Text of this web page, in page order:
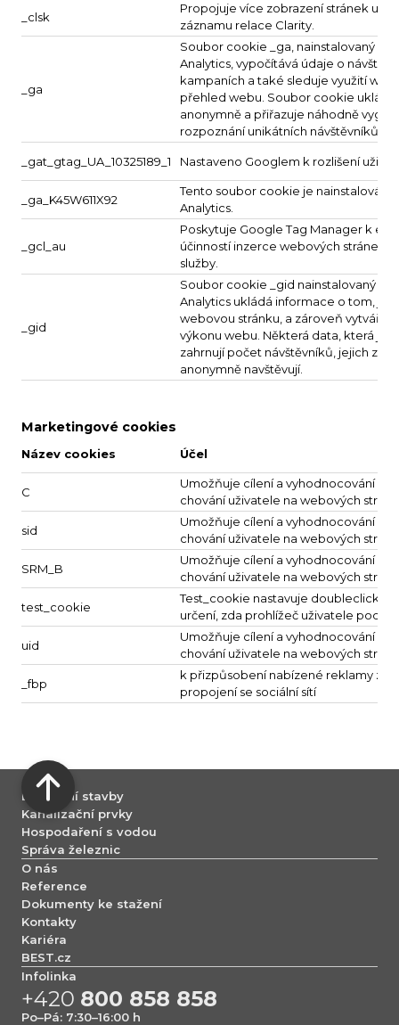
_clsk
Propojuje více zobrazení stránek
záznamu relace Clarity.
_ga
Soubor cookie _ga, nainstalovaný
Analytics, vypočítává údaje o
kampaních a také sleduje využití
přehled webu. Soubor cookie
anonymně a přiřazuje náhodně
rozpoznání unikátních návštěvníků.
_gat_gtag_UA_10325189_1 Nastaveno Googlem k rozlišení
_ga_K45W611X92
Tento soubor cookie je nainstalován
Analytics.
_gcl_au
Poskytuje Google Tag Manager k
účinností inzerce webových stránek
služby.
_gid
Soubor cookie _gid nainstalovaný
Analytics ukládá informace o tom, jak
webovou stránku, a zároveň vytváří
výkonu webu. Některá data, která
zahrnují počet návštěvníků, jejich
anonymně navštěvují.
Marketingové cookies
Název cookies Účel
C
Umožňuje cílení a vyhodnocování
chování uživatele na webových
sid
Umožňuje cílení a vyhodnocování
chování uživatele na webových
SRM_B
Umožňuje cílení a vyhodnocování
chování uživatele na webových
test_cookie
Test_cookie nastavuje
určení, zda prohlížeč uživatele
uid
Umožňuje cílení a vyhodnocování
chování uživatele na webových
_fbp
k přizpůsobení nabízené reklamy
propojení se sociální sítí
Dopravní stavby
Kanalizační prvky
Hospodaření s vodou
Správa železnic
O nás
Reference
Dokumenty ke stažení
Kontakty
Kariéra
BEST.cz
Infolinka
+420 800 858 858
Po–Pá: 7:30–16:00 h